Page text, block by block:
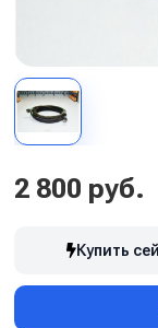
2 800 руб.
Купить